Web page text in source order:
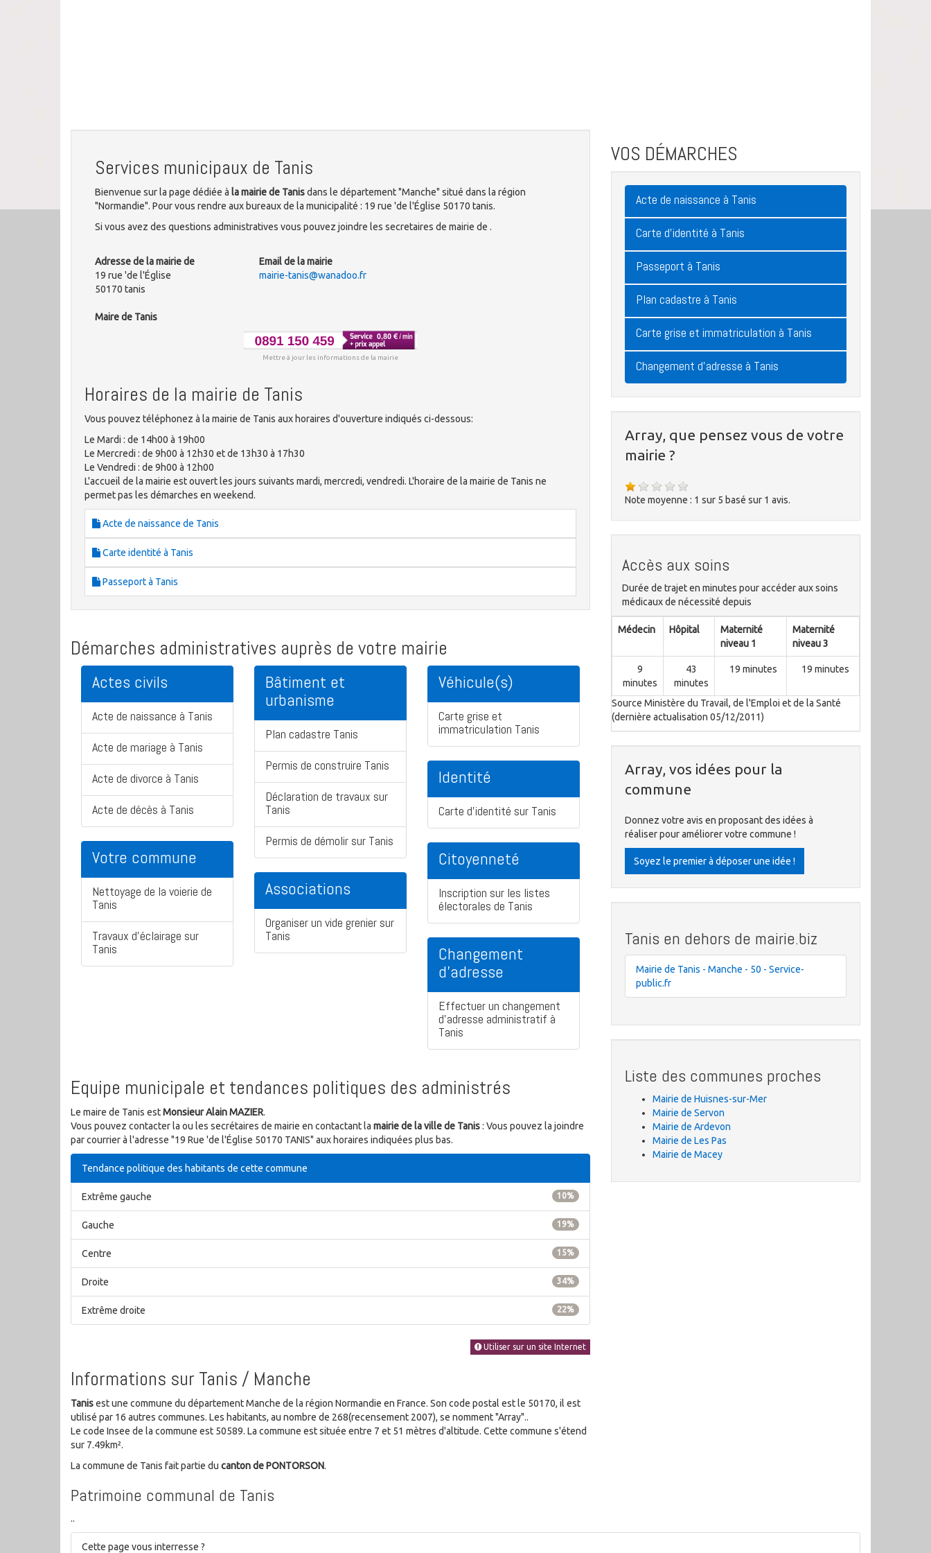
Services municipaux de Tanis
Bienvenue sur la page dédiée à la mairie de Tanisdans le département "Manche" situé dans la région
"Normandie". Pour vous rendre aux bureaux de la municipalité : 19 rue 'de l'Église 50170 tanis.
Si vous avez des questions administratives vous pouvez joindre les secretaires de mairie de .
Adresse de la mairie de
19 rue 'de l'Église
50170 tanis
Maire de Tanis
Email de la mairie
mairie-tanis@wanadoo.fr
Mettre à jour les informations de la mairie
Horaires de la mairie de Tanis
Vous pouvez téléphonez à la mairie de Tanis aux horaires d'ouverture indiqués ci-dessous:
Le Mardi : de 14h00 à 19h00
Le Mercredi : de 9h00 à 12h30 et de 13h30 à 17h30
Le Vendredi : de 9h00 à 12h00
L'accueil de la mairie est ouvert les jours suivants mardi, mercredi, vendredi. L'horaire de la mairie de Tanis ne
permet pas les démarches en weekend.
Acte de naissance de Tanis
Carte identité à Tanis
Passeport à Tanis
Démarches administratives auprès de votre mairie
Actes civils
Acte de naissance à Tanis
Acte de mariage à Tanis
Acte de divorce à Tanis
Acte de décès à Tanis
Votre commune
Nettoyage de la voierie de
Tanis
Travaux d'éclairage sur
Tanis
Bâtiment et
urbanisme
Plan cadastre Tanis
Permis de construire Tanis
Déclaration de travaux sur
Tanis
Permis de démolir sur Tanis
Associations
Organiser un vide grenier sur
Tanis
Véhicule(s)
Carte grise et
immatriculation Tanis
Identité
Carte d'identité sur Tanis
Citoyenneté
Inscription sur les listes
électorales de Tanis
Changement
d'adresse
Effectuer un changement
d'adresse administratif à
Tanis
Equipe municipale et tendances politiques des administrés
Le maire de Tanis estMonsieur Alain MAZIER.
Vous pouvez contacter la ou les secrétaires de mairie en contactant la mairie de la ville de Tanis: Vous pouvez la joindre
par courrier à l'adresse "19 Rue 'de l'Église 50170 TANIS" aux horaires indiquées plus bas.
Tendance politique des habitants de cette commune
10%
Extrême gauche
19%
Gauche
15%
Centre
34%
Droite
22%
Extrême droite
Utiliser sur un site Internet
Informations sur Tanis / Manche
Tanisest une commune du département Manche de la région Normandie en France. Son code postal est le 50170, il est
utilisé par 16 autres communes. Les habitants, au nombre de 268(recensement 2007), se nomment "Array"..
Le code Insee de la commune est 50589. La commune est située entre 7 et 51 mètres d'altitude. Cette commune s'étend
sur 7.49km².
La commune de Tanis fait partie du canton de PONTORSON.
Patrimoine communal de Tanis
..
VOS DÉMARCHES
Acte de naissance à Tanis
Carte d'identité à Tanis
Passeport à Tanis
Plan cadastre à Tanis
Carte grise et immatriculation à Tanis
Changement d'adresse à Tanis
Array, que pensez vous de votre
mairie ?
Note moyenne : 1 sur 5 basé sur 1 avis.
Accès aux soins
Durée de trajet en minutes pour accéder aux soins
médicaux de nécessité depuis
Médecin Hôpital
Maternité
niveau 1
Maternité
niveau 3
9
minutes
43
minutes
19 minutes 19 minutes
Source Ministère du Travail, de l'Emploi et de la Santé
(dernière actualisation 05/12/2011)
Array, vos idées pour la
commune
Donnez votre avis en proposant des idées à
réaliser pour améliorer votre commune !
Soyez le premier à déposer une idée !
Tanis en dehors de mairie.biz
Mairie de Tanis - Manche - 50 - Service-
public.fr
Liste des communes proches
Mairie de Huisnes-sur-Mer
Mairie de Servon
Mairie de Ardevon
Mairie de Les Pas
Mairie de Macey
Cette page vous interresse ?